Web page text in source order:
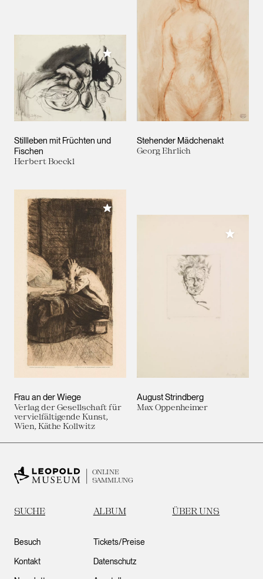
Stillleben mit Früchten und
Fischen
Herbert Boeckl
Meiner Sammlung hinzufügen
Stehender Mädchenakt
Georg Ehrlich
Frau an der Wiege
Verlag der Gesellschaft für
vervielfältigende Kunst,
Wien, Käthe Kollwitz
Meiner Sammlung hinzufügen
August Strindberg
Max Oppenheimer
Meiner
ONLINE
SAMMLUNG
SUCHE ALBUM ÜBER UNS
Besuch
Kontakt
Tickets/Preise
Datenschutz